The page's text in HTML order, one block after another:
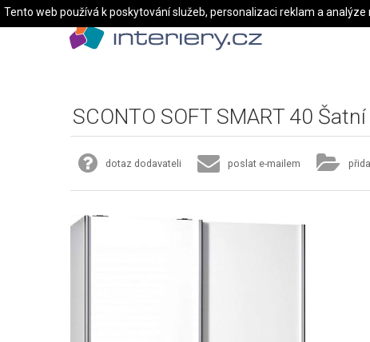
SCONTO SOFT SMART 40
dotaz dodavateli poslat e-mailem
Tento web používá k poskytování služeb, personalizaci reklam a